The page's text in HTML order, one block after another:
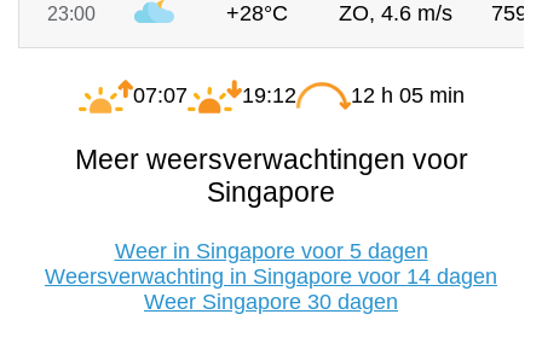
23:00 +28°C ZO, 4.6 m/s 759
07:07 19:12 12 h 05 min
Meer weersverwachtingen voor
Singapore
Weer in Singapore voor 5 dagen
Weersverwachting in Singapore voor 14 dagen
Weer Singapore 30 dagen